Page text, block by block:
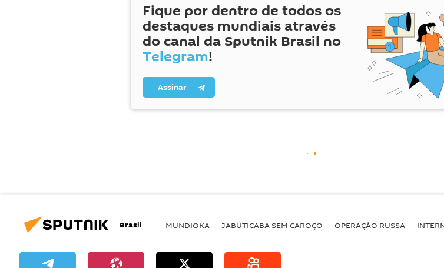
Fique por dentro de todos os
destaques mundiais através
do canal da Sputnik Brasil no
Telegram!
Assinar
Brasil MUNDIOKA JABUTICABA SEM CAROÇO OPERAÇÃO RUSSA